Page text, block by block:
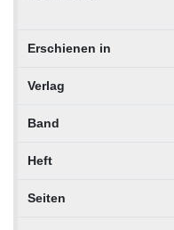
Erschienen in
Verlag
Band
Heft
Seiten